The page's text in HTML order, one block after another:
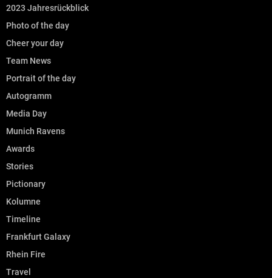
2023 Jahresrückblick
Photo of the day
Cheer your day
Team News
Portrait of the day
Autogramm
Media Day
Munich Ravens
Awards
Stories
Pictionary
Kolumne
Timeline
Frankfurt Galaxy
Rhein Fire
Travel